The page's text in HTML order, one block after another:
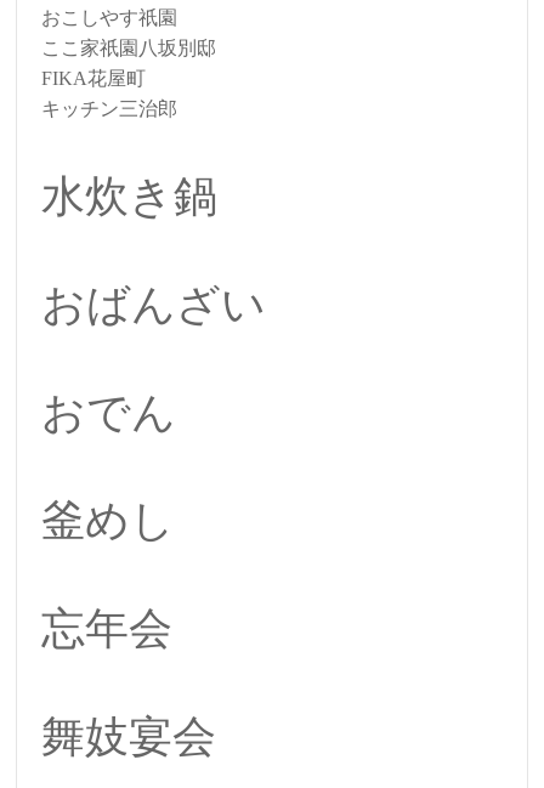
おこしやす祇園
ここ家祇園八坂別邸
FIKA花屋町
キッチン三治郎
水炊き鍋
おばんざい
おでん
釜めし
忘年会
舞妓宴会